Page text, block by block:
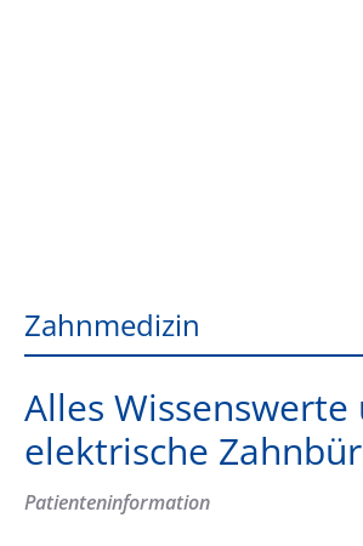
Zahnmedizin
Alles Wissenswerte
elektrische
Patienteninformation